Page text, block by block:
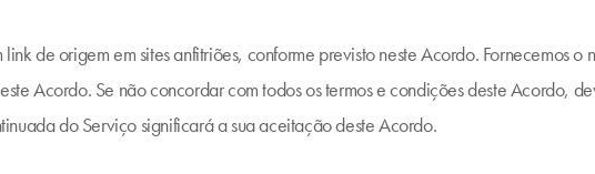
de origem em sites anfitriões, conforme previsto neste Acordo. Fornecemos o
Acordo. Se não concordar com todos os termos e condições deste Acordo,
do Serviço significará a sua aceitação deste Acordo.